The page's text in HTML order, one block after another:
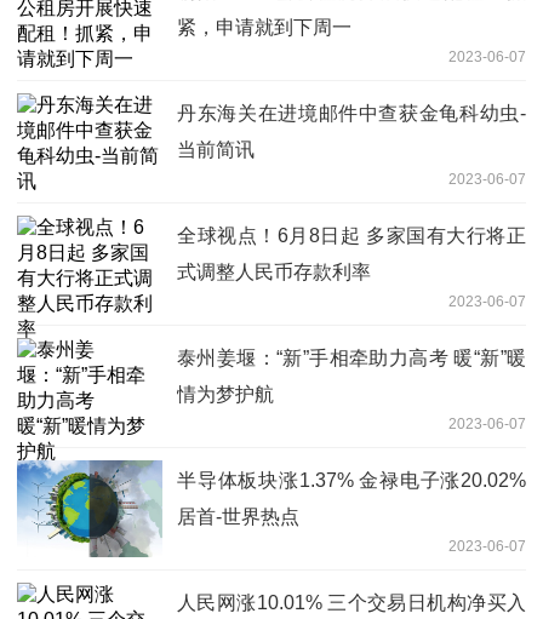
紧，申请就到下周一
2023-06-07
丹东海关在进境邮件中查获金龟科幼虫-
当前简讯
2023-06-07
全球视点！6月8日起 多家国有大行将正
式调整人民币存款利率
2023-06-07
泰州姜堰：“新”手相牵助力高考 暖“新”暖
情为梦护航
2023-06-07
半导体板块涨1.37% 金禄电子涨20.02%
居首-世界热点
2023-06-07
人民网涨10.01% 三个交易日机构净买入